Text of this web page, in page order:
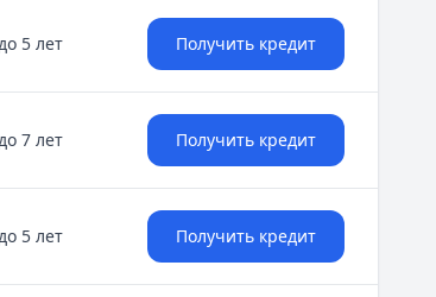
из США, новости для бизнеса и мировой
5 лет Получить кредит
7 лет Получить кредит
5 лет Получить кредит